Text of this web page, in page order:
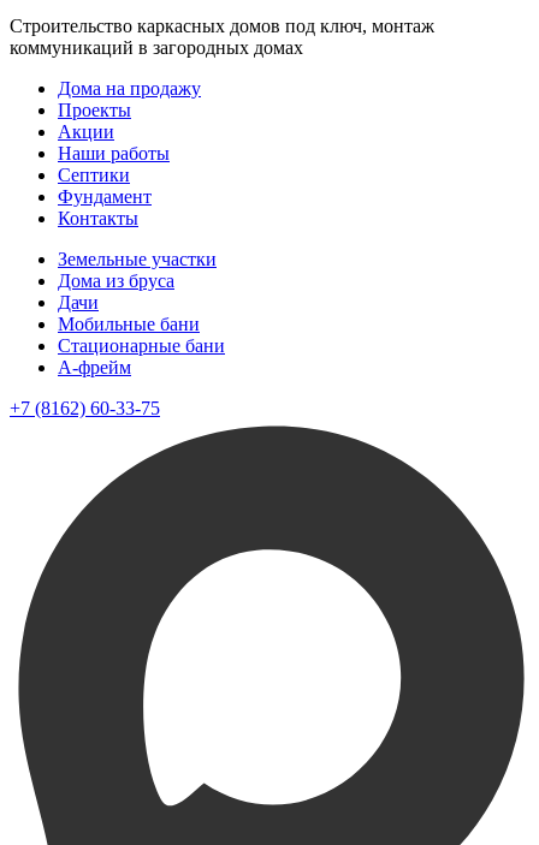
Строительство каркасных домов под ключ, монтаж
коммуникаций в загородных домах
Дома на продажу
Проекты
Акции
Наши работы
Септики
Фундамент
Контакты
Земельные участки
Дома из бруса
Дачи
Мобильные бани
Стационарные бани
A-фрейм
+7 (8162) 60-33-75